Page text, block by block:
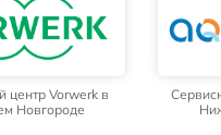
центр Vorwerk в
Новгороде